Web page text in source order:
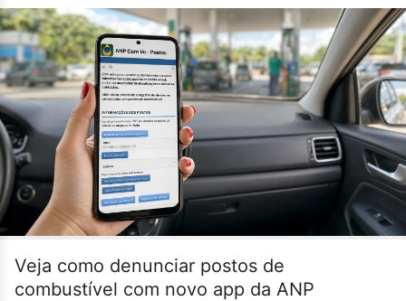
Veja como denunciar postos de
combustível com novo app da ANP